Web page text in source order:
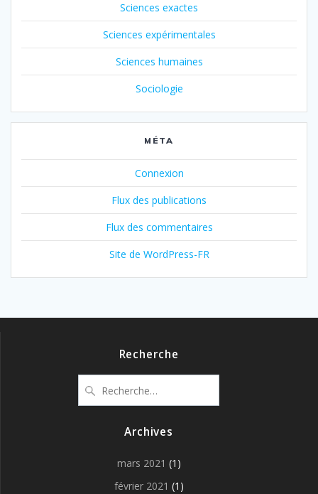
Sciences exactes
Sciences expérimentales
Sciences humaines
Sociologie
MÉTA
Connexion
Flux des publications
Flux des commentaires
Site de WordPress-FR
Recherche
pour
Archives
mars 2021 (1)
février 2021 (1)